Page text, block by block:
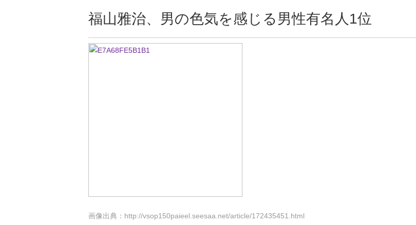
福山雅治、男の色気を感じる男性有名人1位
画像出典：http://vsop150paieel.seesaa.net/article/172435451.html